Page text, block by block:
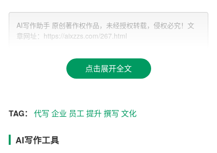
提供独特且富有创意的文化建设方案。
4. 适应性：AI代写可以根据企业的具体需求，灵活调整文
二、AI代写在会展设计企业文化中的应用场景
价值观，提升员工认同感。
2. 企业宣传：AI代写可以为企业宣传材料撰写文案，展示
企业形象，提高品牌知名度。
AI写作助手 原创著作权作品，未经授权转载，侵权必究！文
章网址：https://aixzzs.com/267.html
点击展开全文
TAG： 代写 企业 员工提升撰写 文化
AI写作工具